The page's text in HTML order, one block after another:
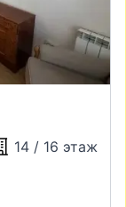
14 / 16 этаж